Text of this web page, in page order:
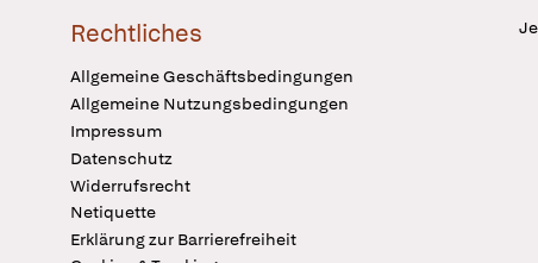
Rechtliches
Allgemeine Geschäftsbedingungen
Allgemeine Nutzungsbedingungen
Impressum
Datenschutz
Widerrufsrecht
Netiquette
Erklärung zur Barrierefreiheit